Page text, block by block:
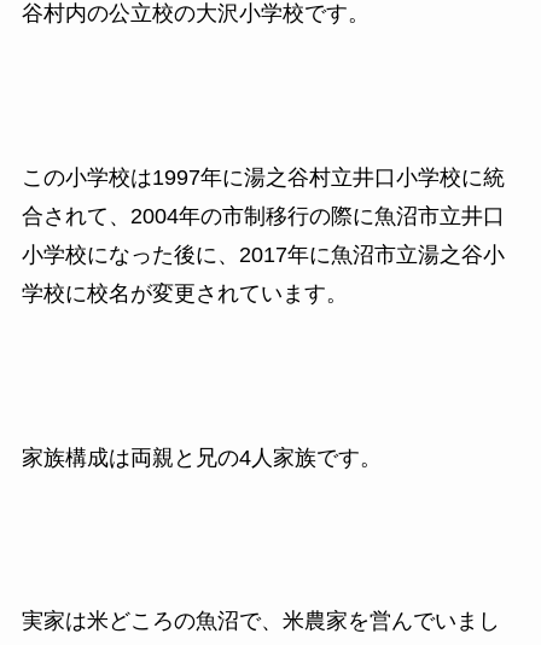
谷村内の公立校の大沢小学校です。
この小学校は1997年に湯之谷村立井口小学校に統
合されて、2004年の市制移行の際に魚沼市立井口
小学校になった後に、2017年に魚沼市立湯之谷小
学校に校名が変更されています。
家族構成は両親と兄の4人家族です。
実家は米どころの魚沼で、米農家を営んでいまし